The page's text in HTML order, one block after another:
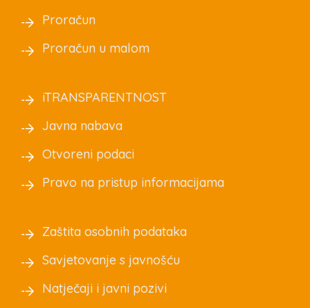
Proračun
Proračun u malom
iTRANSPARENTNOST
Javna nabava
Otvoreni podaci
Pravo na pristup informacijama
Zaštita osobnih podataka
Savjetovanje s javnošću
Natječaji i javni pozivi